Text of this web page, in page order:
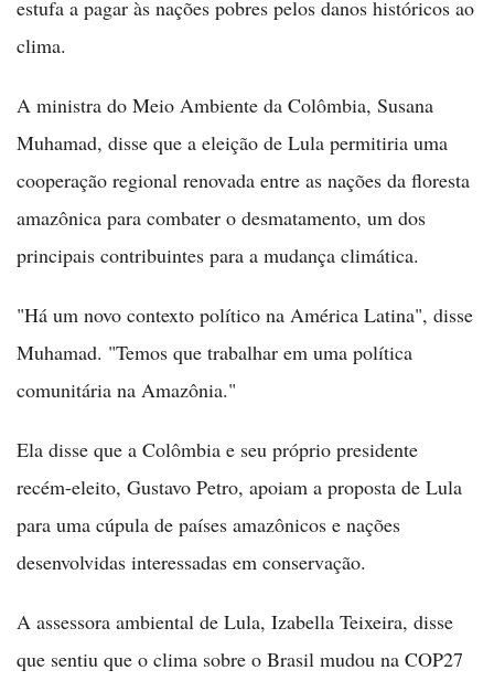
estufa a pagar às nações pobres pelos danos históricos ao
clima.
A ministra do Meio Ambiente da Colômbia, Susana
Muhamad, disse que a eleição de Lula permitiria uma
cooperação regional renovada entre as nações da floresta
amazônica para combater o desmatamento, um dos
principais contribuintes para a mudança climática.
"Há um novo contexto político na América Latina", disse
Muhamad. "Temos que trabalhar em uma política
comunitária na Amazônia."
Ela disse que a Colômbia e seu próprio presidente
recém-eleito, Gustavo Petro, apoiam a proposta de Lula
para uma cúpula de países amazônicos e nações
desenvolvidas interessadas em conservação.
A assessora ambiental de Lula, Izabella Teixeira, disse
que sentiu que o clima sobre o Brasil mudou na COP27